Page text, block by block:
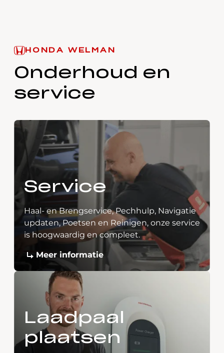
HONDA WELMAN
Onderhoud en
service
Service
Haal- en Brengservice, Pechhulp, Navigatie
updaten, Poetsen en Reinigen, onze service
is hoogwaardig en compleet.
Meer informatie
Laadpaal
plaatsen